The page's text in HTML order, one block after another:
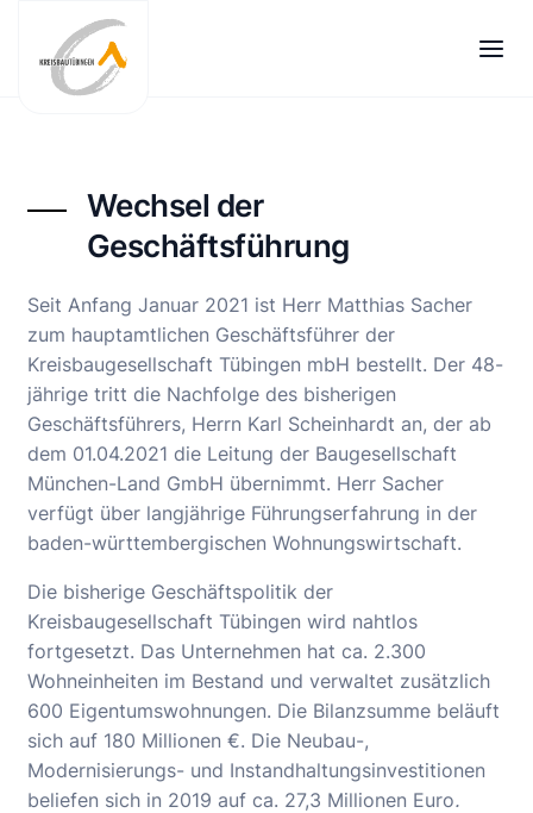
springen
Wechsel der
Geschäftsführung
Seit Anfang Januar 2021 ist Herr Matthias Sacher
zum hauptamtlichen Geschäftsführer der
Kreisbaugesellschaft Tübingen mbH bestellt. Der 48-
jährige tritt die Nachfolge des bisherigen
Geschäftsführers, Herrn Karl Scheinhardt an, der ab
dem 01.04.2021 die Leitung der Baugesellschaft
München-Land GmbH übernimmt. Herr Sacher
verfügt über langjährige Führungserfahrung in der
baden-württembergischen Wohnungswirtschaft.
Die bisherige Geschäftspolitik der
Kreisbaugesellschaft Tübingen wird nahtlos
fortgesetzt. Das Unternehmen hat ca. 2.300
Wohneinheiten im Bestand und verwaltet zusätzlich
600 Eigentumswohnungen. Die Bilanzsumme beläuft
sich auf 180 Millionen €. Die Neubau-,
Modernisierungs- und Instandhaltungsinvestitionen
beliefen sich in 2019 auf ca. 27,3 Millionen Euro.